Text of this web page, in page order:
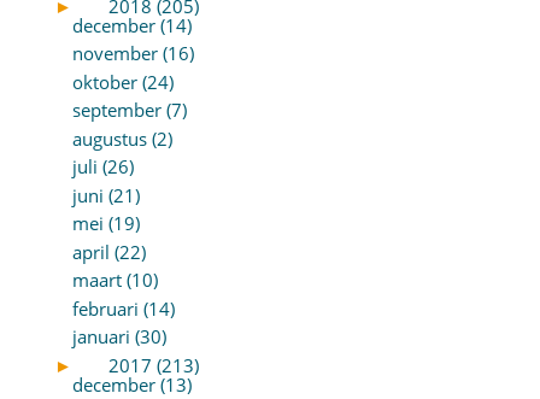
►
2018 (205)
december (14)
november (16)
oktober (24)
september (7)
augustus (2)
juli (26)
juni (21)
mei (19)
april (22)
maart (10)
februari (14)
januari (30)
►
2017 (213)
december (13)